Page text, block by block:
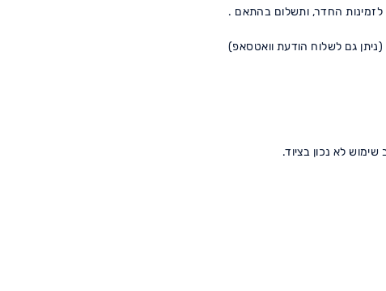
החדר, ותשלום בהתאם .
לא נכון בציוד.